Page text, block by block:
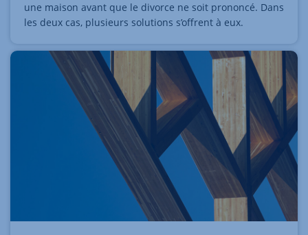
une maison avant que le divorce ne soit prononcé. Dans
les deux cas, plusieurs solutions s’offrent à eux.